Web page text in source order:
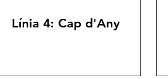
Línia 4: Cap d'Any